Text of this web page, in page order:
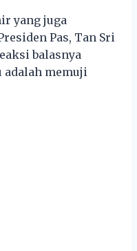
yang juga
Pas, Tan Sri
balasnya
adalah memuji